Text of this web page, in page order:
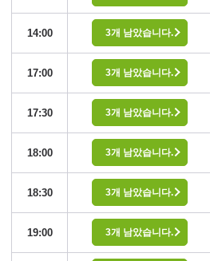
14:00 3개 남았습니다.
17:00 3개 남았습니다.
17:30 3개 남았습니다.
18:00 3개 남았습니다.
18:30 3개 남았습니다.
19:00 3개 남았습니다.